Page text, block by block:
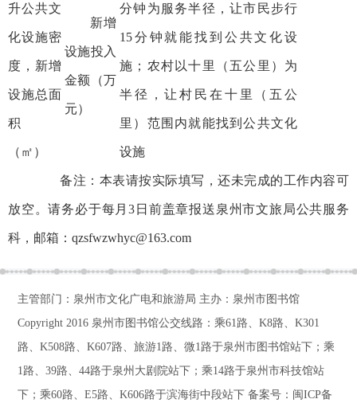
升公共文
化设施密
度，新增
设施总面
积
（㎡）
新增
设施投入
金额（万
元）
分钟为服务半径，让市民步行
15分钟就能找到公共文化设
施；农村以十里（五公里）为
半径，让村民在十里（五公
里）范围内就能找到公共文化
设施
备注：本表请按实际填写，还未完成的工作内容可
放空。请务必于每月3日前盖章报送泉州市文旅局公共服务
科，邮箱：qzsfwzwhyc@163.com
主管部门：泉州市文化广电和旅游局 主办：泉州市图书馆
Copyright 2016 泉州市图书馆公交线路：乘61路、K8路、K301
路、K508路、K607路、旅游1路、微1路于泉州市图书馆站下；乘
1路、39路、44路于泉州大剧院站下；乘14路于泉州市科技馆站
下；乘60路、E5路、K606路于滨海街中段站下备案号： 闽ICP备